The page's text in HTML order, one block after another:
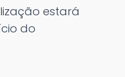
estará
do